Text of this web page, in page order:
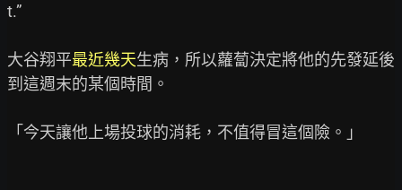
t.”
大谷翔平最近幾天生病，所以蘿蔔決定將他的先發延後
到這週末的某個時間。
「今天讓他上場投球的消耗，不值得冒這個險。」